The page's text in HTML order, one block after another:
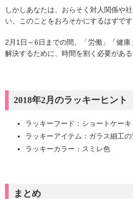
しかしあなたは、おらそく対人関係や
い、このことをおろそかにするはずです
2月1日～6日までの間、「労働」「健
解決するために、時間を割く必要がある
2018年2月のラッキーヒント
ラッキーフード：ショートケーキ
ラッキーアイテム：ガラス細工の
ラッキーカラー：スミレ色
まとめ